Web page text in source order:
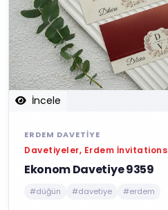
İncele
ERDEM DAVETIYE
Davetiyeler, Erdem İnvitations
Ekonom Davetiye 9359
#düğün #davetiye #erdem